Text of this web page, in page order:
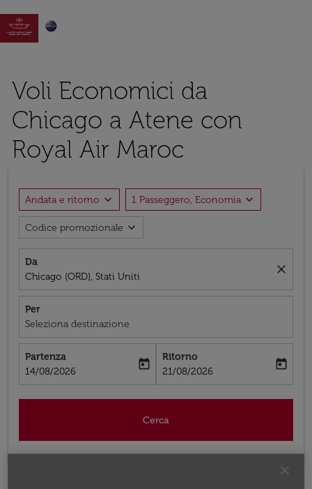

Voli Economici da
Chicago a Atene con
Royal Air Maroc
Andata e ritorno expand_more 1 Passeggero, Economia expand_more
Codice promozionale expand_more
Da
Chicago (ORD), Stati Uniti
close
Per
Seleziona destinazione
Partenza
fc-booking-departure-date-aria-label
14/08/2026
today
Ritorno
fc-booking-return-date-aria-label
21/08/2026
today
Cerca